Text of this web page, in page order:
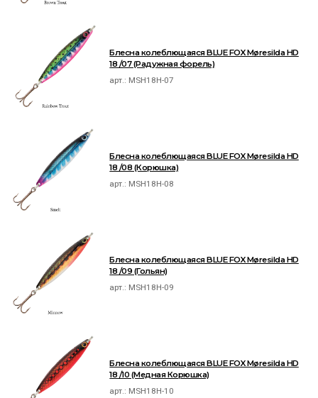
Блесна колеблющаяся BLUE FOX Møresilda HD
18 /07 (Радужная форель)
арт.: MSH18H-07
Блесна колеблющаяся BLUE FOX Møresilda HD
18 /08 (Корюшка)
арт.: MSH18H-08
Блесна колеблющаяся BLUE FOX Møresilda HD
18 /09 (Гольян)
арт.: MSH18H-09
Блесна колеблющаяся BLUE FOX Møresilda HD
18 /10 (Медная Корюшка)
арт.: MSH18H-10